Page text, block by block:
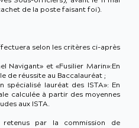
de la poste faisant foi).
selon les critères ci-après
Navigant» et «Fusilier Marin»:En
de réussite au Baccalauréat ;
spécialisé lauréat des ISTA»: En
calculée à partir des moyennes
aux ISTA.
par la commission de